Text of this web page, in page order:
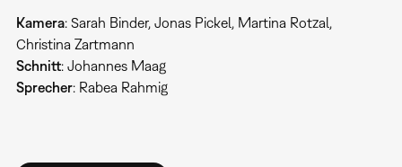
Kamera: Sarah Binder, Jonas Pickel, Martina Rotzal,
Christina Zartmann
Schnitt: Johannes Maag
Sprecher: Rabea Rahmig